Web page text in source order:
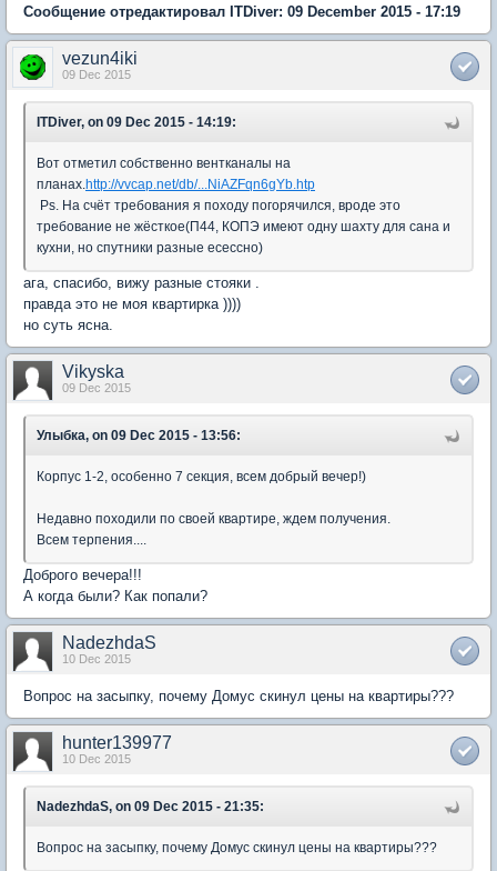
Сообщение отредактировал ITDiver: 09 December 2015 - 17:19
vezun4iki
09 Dec 2015
ITDiver, on 09 Dec 2015 - 14:19:
Вот отметил собственно вентканалы на
планах.http://vvcap.net/db/...NiAZFqn6gYb.htp
Ps. На счёт требования я походу погорячился, вроде это
требование не жёсткое(П44, КОПЭ имеют одну шахту для сана и
кухни, но спутники разные есессно)
ага, спасибо, вижу разные стояки .
правда это не моя квартирка ))))
но суть ясна.
Vikyska
09 Dec 2015
Улыбка, on 09 Dec 2015 - 13:56:
Корпус 1-2, особенно 7 секция, всем добрый вечер!)
Недавно походили по своей квартире, ждем получения.
Всем терпения....
Доброго вечера!!!
А когда были? Как попали?
NadezhdaS
10 Dec 2015
Вопрос на засыпку, почему Домус скинул цены на квартиры???
hunter139977
10 Dec 2015
NadezhdaS, on 09 Dec 2015 - 21:35:
Вопрос на засыпку, почему Домус скинул цены на квартиры???